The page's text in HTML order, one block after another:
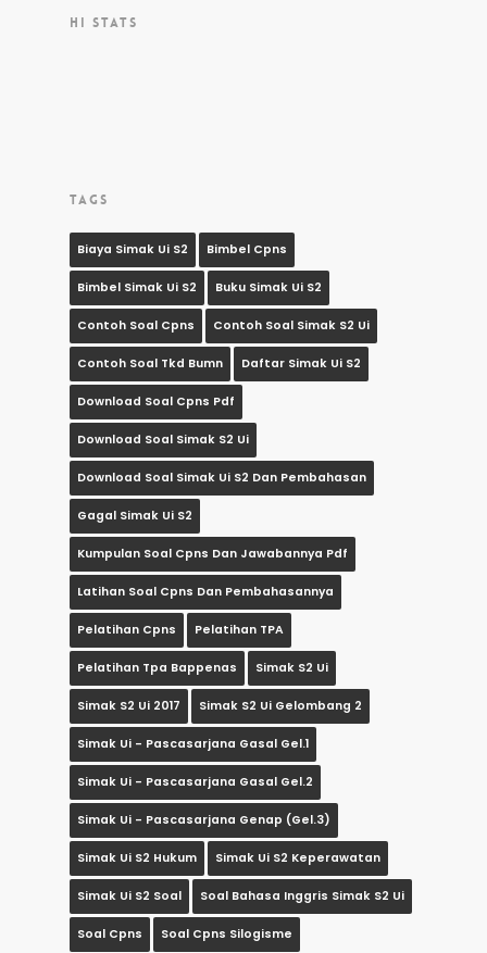
HI STATS
TAGS
Biaya Simak Ui S2 Bimbel Cpns
Bimbel Simak Ui S2 Buku Simak Ui S2
Contoh Soal Cpns Contoh Soal Simak S2 Ui
Contoh Soal Tkd Bumn Daftar Simak Ui S2
Download Soal Cpns Pdf
Download Soal Simak S2 Ui
Download Soal Simak Ui S2 Dan Pembahasan
Gagal Simak Ui S2
Kumpulan Soal Cpns Dan Jawabannya Pdf
Latihan Soal Cpns Dan Pembahasannya
Pelatihan Cpns Pelatihan TPA
Pelatihan Tpa Bappenas Simak S2 Ui
Simak S2 Ui 2017 Simak S2 Ui Gelombang 2
Simak Ui - Pascasarjana Gasal Gel.1
Simak Ui - Pascasarjana Gasal Gel.2
Simak Ui - Pascasarjana Genap (gel.3)
Simak Ui S2 Hukum Simak Ui S2 Keperawatan
Simak Ui S2 Soal Soal Bahasa Inggris Simak S2 Ui
Soal Cpns Soal Cpns Silogisme